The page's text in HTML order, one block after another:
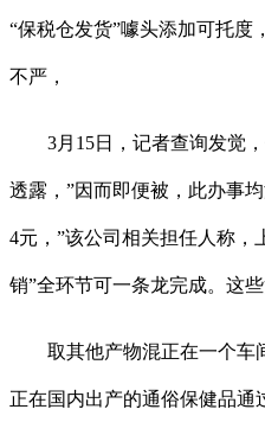
“保税仓发货”噱头添加可托度
不严，
3月15日，记者查询发觉，
透露，”因而即便被，此办事
4元，”该公司相关担任人称，
销”全环节可一条龙完成。这
取其他产物混正在一个车间
正在国内出产的通俗保健品通